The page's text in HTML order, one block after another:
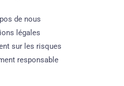
de nous
légales
sur les risques
responsable